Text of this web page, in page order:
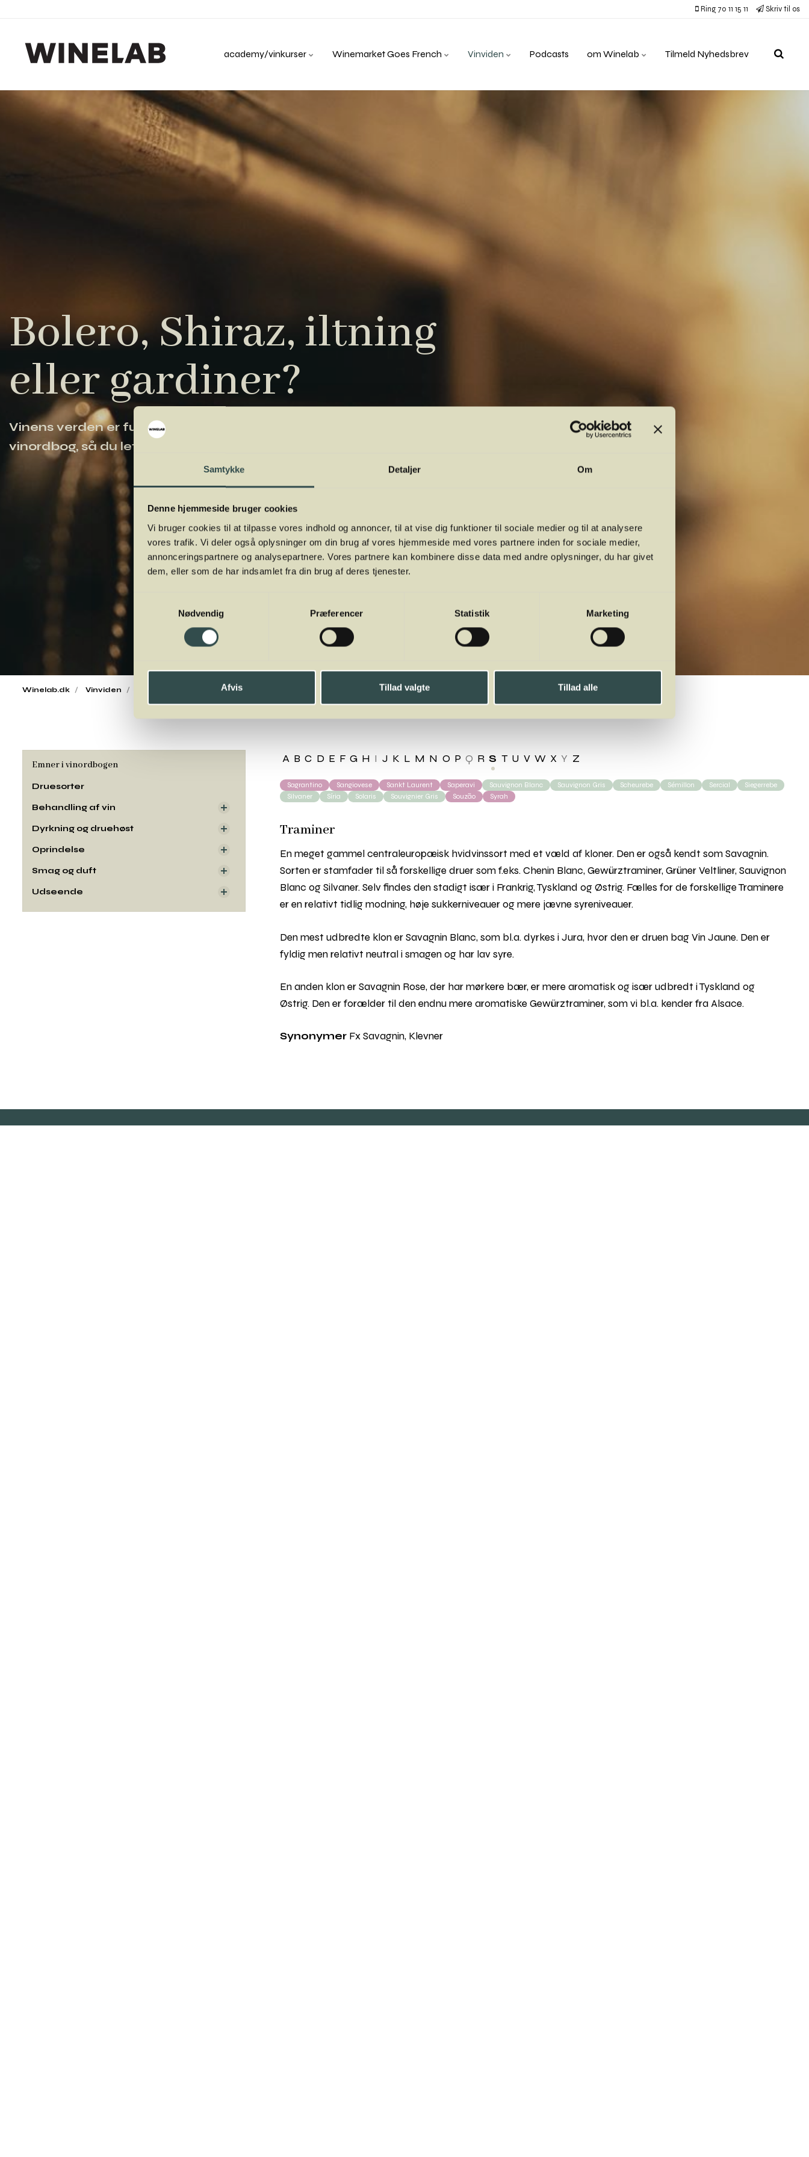
Samtykke Detaljer Om
Denne hjemmeside bruger cookies
Vi bruger cookies til at tilpasse vores indhold og annoncer, til at vise dig funktioner til sociale medier og til at analysere
vores trafik. Vi deler også oplysninger om din brug af vores hjemmeside med vores partnere inden for sociale medier,
annonceringspartnere og analysepartnere. Vores partnere kan kombinere disse data med andre oplysninger, du har givet
dem, eller som de har indsamlet fra din brug af deres tjenester.
Nødvendig
Præferencer Statistik Marketing
Afvis Tillad valgte Tillad alle
Ring 70 11 15 11 Skriv til os
academy/vinkurser Winemarket Goes French Vinviden Podcasts om Winelab Tilmeld Nyhedsbrev
Bolero, Shiraz, iltning
eller gardiner?
Vinens verden er fuld af komplicerede udtryk. Vi har samlet de vigtigste i vores
vinordbog, så du lettere kan navigere og orientere dig.
Winelab.dk Vinviden Druesorter
A B C D E F G H I J K L M N O P Q R S T U V W X Y Z
Sagrantino Sangiovese Sankt Laurent Saperavi Sauvignon Blanc Sauvignon Gris Scheurebe Sémillon Sercial
Siegerrebe
Silvaner
Síria Solaris Souvignier Gris Souzão Syrah
Traminer
En meget gammel centraleuropæisk hvidvinssort med et væld af kloner. Den er også kendt som Savagnin.
Sorten er stamfader til så forskellige druer som f.eks. Chenin Blanc, Gewürztraminer, Grüner Veltliner, Sauvignon
Blanc og Silvaner. Selv findes den stadigt især i Frankrig, Tyskland og Østrig. Fælles for de forskellige Traminere
er en relativt tidlig modning, høje sukkerniveauer og mere jævne syreniveauer.
Den mest udbredte klon er Savagnin Blanc, som bl.a. dyrkes i Jura, hvor den er druen bag Vin Jaune. Den er
fyldig men relativt neutral i smagen og har lav syre.
En anden klon er Savagnin Rose, der har mørkere bær, er mere aromatisk og især udbredt i Tyskland og
Østrig. Den er forælder til den endnu mere aromatiske Gewürztraminer, som vi bl.a. kender fra Alsace.
Synonymer Fx Savagnin, Klevner
Emner i vinordbogen
Druesorter
Behandling af vin
Dyrkning og druehøst
Oprindelse
Smag og duft
Udseende